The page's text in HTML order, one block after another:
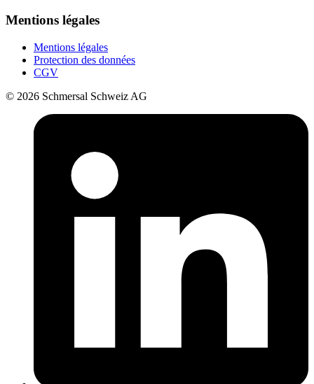
Mentions légales
Mentions légales
Protection des données
CGV
© 2026 Schmersal Schweiz AG